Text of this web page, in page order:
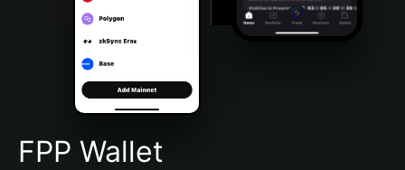
Português (Brasil)
Español (Argentina)
FPP Wallet